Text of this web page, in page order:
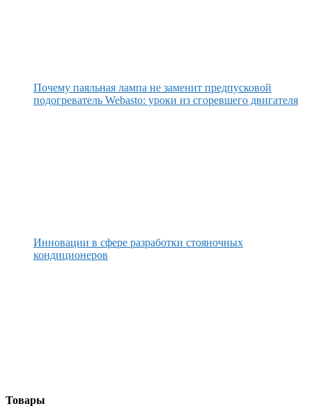
Почему паяльная лампа не заменит предпусковой
подогреватель Webasto: уроки из сгоревшего двигателя
Инновации в сфере разработки стояночных
кондиционеров
Товары